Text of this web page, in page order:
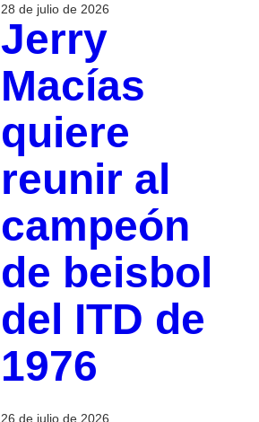
28 de julio de 2026
Jerry
Macías
quiere
reunir al
campeón
de beisbol
del ITD de
1976
26 de julio de 2026